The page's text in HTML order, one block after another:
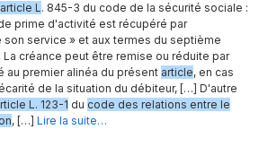
L. 845-3 du code de la sécurité sociale :
prime d'activité est récupéré par
service » et aux termes du septième
La créance peut être remise ou réduite par
au premier alinéa du présent article, en cas
de la situation du débiteur, […] D'autre
L. 123-1 du code des relations entre le
, […] Lire la suite…